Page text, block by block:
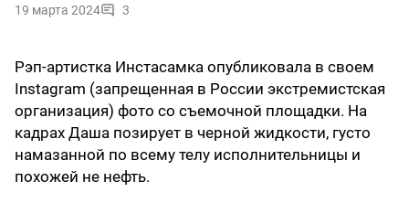
19 марта 2024 3
Рэп-артистка Инстасамка опубликовала в своем
Instagram (запрещенная в России экстремистская
организация) фото со съемочной площадки. На
кадрах Даша позирует в черной жидкости, густо
намазанной по всему телу исполнительницы и
похожей не нефть.